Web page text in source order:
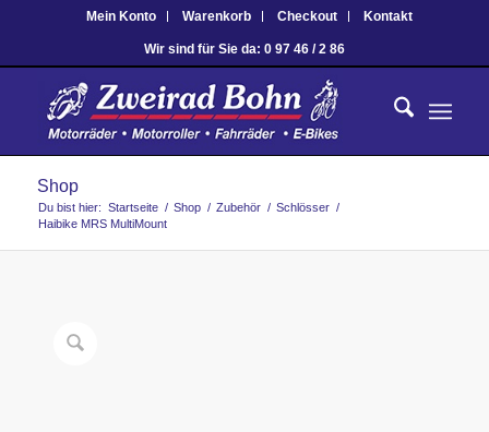
Mein Konto Warenkorb Checkout Kontakt
Wir sind für Sie da: 0 97 46 / 2 86
Shop
Du bist hier: Startseite / Shop / Zubehör / Schlösser /
Haibike MRS MultiMount